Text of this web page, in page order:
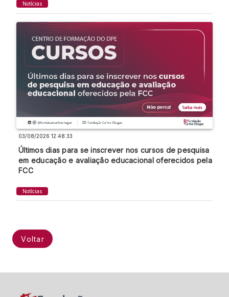
Notícias
03/08/2026 12:48:33
Últimos dias para se inscrever nos cursos de pesquisa
em educação e avaliação educacional oferecidos pela
FCC
Notícias
Voltar